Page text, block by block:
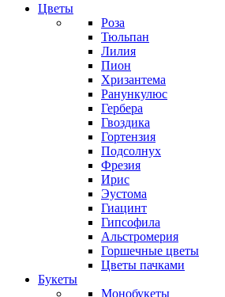
Цветы
Роза
Тюльпан
Лилия
Пион
Хризантема
Ранункулюс
Гербера
Гвоздика
Гортензия
Подсолнух
Фрезия
Ирис
Эустома
Гиацинт
Гипсофила
Альстромерия
Горшечные цветы
Цветы пачками
Букеты
Монобукеты